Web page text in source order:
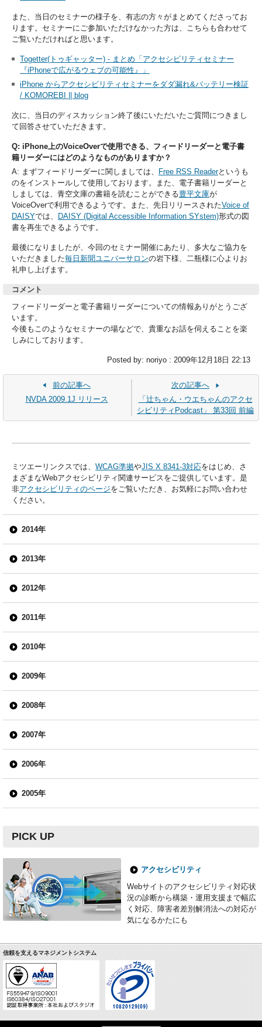
また、当日のセミナーの様子を、有志の方々がまとめてくださってお
ります。セミナーにご参加いただけなかった方は、こちらも合わせて
ご覧いただければと思います。
Togetter(トゥギャッター) - まとめ「アクセシビリティセミナー
『iPhoneで広がるウェブの可能性』」
iPhone からアクセシビリティセミナーをダダ漏れ&バッテリー検証
/ KOMOREBI || blog
次に、当日のディスカッション終了後にいただいたご質問につきまし
て回答させていただきます。
Q: iPhone上のVoiceOverで使用できる、フィードリーダーと電子書
籍リーダーにはどのようなものがありますか？
A: まずフィードリーダーに関しましては、
Free RSS Readerというも
のをインストールして使用しております。また、電子書籍リーダーと
しましては、青空文庫の書籍を読むことができる豊平文庫が
VoiceOverで利用できるようです。また、先日リリースされたVoice of
DAISYでは、 DAISY (Digital Accessible Information SYstem)形式の図
書を再生できるようです。
最後になりましたが、今回のセミナー開催にあたり、多大なご協力を
いただきました毎日新聞ユニバーサロンの岩下様、二瓶様に心よりお
礼申し上げます。
コメント
フィードリーダーと電子書籍リーダーについての情報ありがとうござ
います。
今後もこのようなセミナーの場などで、貴重なお話を伺えることを楽
しみにしております。
Posted by: noriyo : 2009年12月18日 22:13
前の記事へ
NVDA 2009.1J リリース
次の記事へ
「辻ちゃん・ウエちゃんのアクセ
シビリティPodcast」 第33回 前編
ミツエーリンクスでは、 WCAG準拠やJIS X 8341-3対応をはじめ、さ
まざまなWebアクセシビリティ関連サービスをご提供しています。是
非アクセシビリティのページをご覧いただき、お気軽にお問い合わせ
ください。
2014年
2013年
2012年
2011年
2010年
2009年
2008年
2007年
2006年
2005年
PICK UP
アクセシビリティ
Webサイトのアクセシビリティ対応状
況の診断から構築・運用支援まで幅広
く対応、障害者差別解消法への対応が
気になるかたにも
信頼を支えるマネジメントシステム